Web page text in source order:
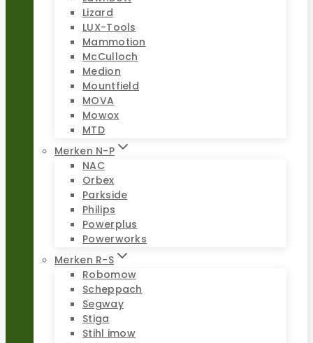
Lizard
LUX-Tools
Mammotion
McCulloch
Medion
Mountfield
MOVA
Mowox
MTD
Merken N-P
NAC
Orbex
Parkside
Philips
Powerplus
Powerworks
Merken R-S
Robomow
Scheppach
Segway
Stiga
Stihl imow